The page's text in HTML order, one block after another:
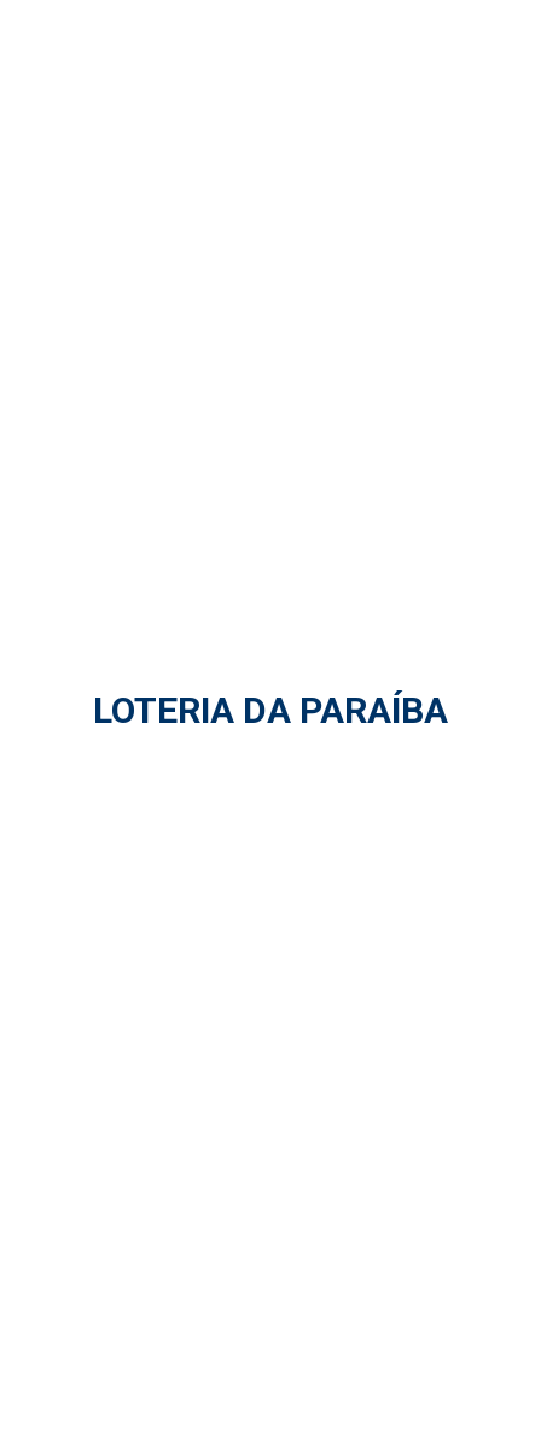
LOTERIA DA PARAÍBA